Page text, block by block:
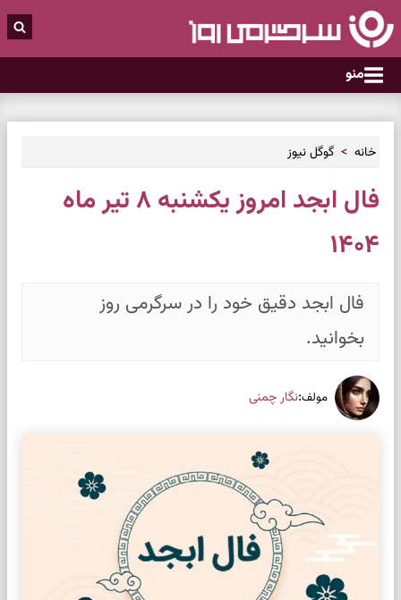
منو
خانه گوگل نیوز
فال ابجد امروز یکشنبه ۸ تیر ماه
۱۴۰۴
فال ابجد دقیق خود را در سرگرمی روز
بخوانید.
مولف:نگار چمنی